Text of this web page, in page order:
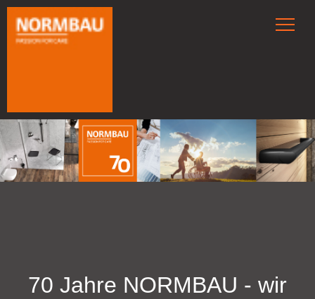
70 Jahre NORMBAU - wir